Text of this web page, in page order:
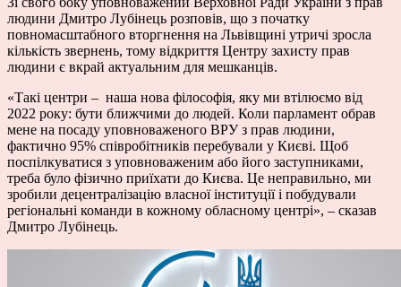
людини Дмитро Лубінець розповів, що з початку
повномасштабного вторгнення на Львівщині утричі зросла
кількість звернень, тому відкриття Центру захисту прав
людини є вкрай актуальним для мешканців.
«Такі центри – наша нова філософія, яку ми втілюємо від
2022 року: бути ближчими до людей. Коли парламент обрав
мене на посаду уповноваженого ВРУ з прав людини,
фактично 95% співробітників перебували у Києві. Щоб
поспілкуватися з уповноваженим або його заступниками,
треба було фізично приїхати до Києва. Це неправильно, ми
зробили децентралізацію власної інституції і побудували
регіональні команди в кожному обласному центрі», – сказав
Дмитро Лубінець.